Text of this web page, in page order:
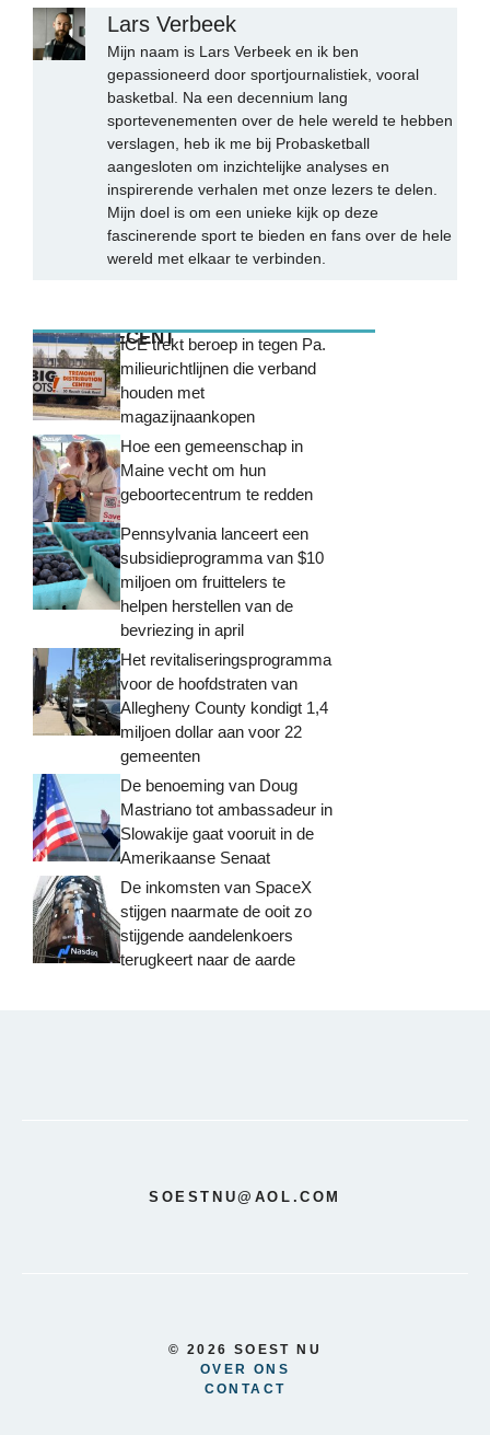
Lars Verbeek
Mijn naam is Lars Verbeek en ik ben
gepassioneerd door sportjournalistiek, vooral
basketbal. Na een decennium lang
sportevenementen over de hele wereld te hebben
verslagen, heb ik me bij Probasketball
aangesloten om inzichtelijke analyses en
inspirerende verhalen met onze lezers te delen.
Mijn doel is om een unieke kijk op deze
fascinerende sport te bieden en fans over de hele
wereld met elkaar te verbinden.
MEEST RECENTICE trekt beroep in tegen Pa.
milieurichtlijnen die verband
houden met
magazijnaankopen
Hoe een gemeenschap in
Maine vecht om hun
geboortecentrum te redden
Pennsylvania lanceert een
subsidieprogramma van $10
miljoen om fruittelers te
helpen herstellen van de
bevriezing in april
Het revitaliseringsprogramma
voor de hoofdstraten van
Allegheny County kondigt 1,4
miljoen dollar aan voor 22
gemeenten
De benoeming van Doug
Mastriano tot ambassadeur in
Slowakije gaat vooruit in de
Amerikaanse Senaat
De inkomsten van SpaceX
stijgen naarmate de ooit zo
stijgende aandelenkoers
terugkeert naar de aarde
SOESTNU@AOL.COM
© 2026 SOEST NU
OVER ONS
CONTACT